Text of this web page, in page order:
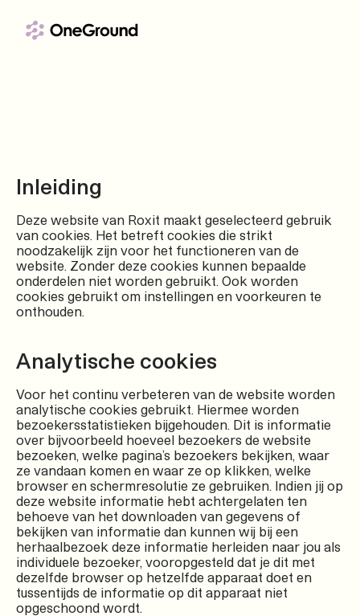
Inleiding
Deze website van Roxit maakt geselecteerd gebruik
van cookies. Het betreft cookies die strikt
noodzakelijk zijn voor het functioneren van de
website. Zonder deze cookies kunnen bepaalde
onderdelen niet worden gebruikt. Ook worden
cookies gebruikt om instellingen en voorkeuren te
onthouden.
Analytische cookies
Voor het continu verbeteren van de website worden
analytische cookies gebruikt. Hiermee worden
bezoekersstatistieken bijgehouden. Dit is informatie
over bijvoorbeeld hoeveel bezoekers de website
bezoeken, welke pagina’s bezoekers bekijken, waar
ze vandaan komen en waar ze op klikken, welke
browser en schermresolutie ze gebruiken. Indien jij op
deze website informatie hebt achtergelaten ten
behoeve van het downloaden van gegevens of
bekijken van informatie dan kunnen wij bij een
herhaalbezoek deze informatie herleiden naar jou als
individuele bezoeker, vooropgesteld dat je dit met
dezelfde browser op hetzelfde apparaat doet en
tussentijds de informatie op dit apparaat niet
opgeschoond wordt.